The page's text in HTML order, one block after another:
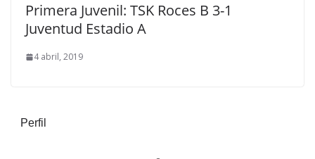
Primera Juvenil: TSK Roces B 3-1
Juventud Estadio A
4 abril, 2019
Perfil